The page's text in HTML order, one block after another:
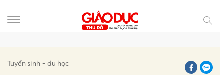
Tuyển sinh - du học